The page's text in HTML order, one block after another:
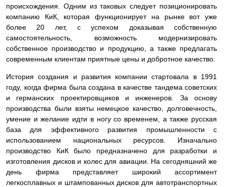
происхождения. Одним из таковых следует позиционировать
компанию КиК, которая функционирует на рынке вот уже
более 20 лет, с успехом доказывая собственную
самостоятельность, возможность модернизировать
собственное производство и продукцию, а также предлагать
современным клиентам приятные цены и добротное качество.
История создания и развития компании стартовала в 1991
году, когда фирма была создана в качестве тандема советских
и германских проектировщиков и инженеров. За основу
производства были взяты немецкое качество, долговечность,
умение и желание идти в ногу со временем, а также русская
база для эффективного развития промышленности с
использованием национальных ресурсов. Изначально
производство КиК было предназначено для разработки и
изготовления дисков и колес для авиации. На сегодняшний же
день фирма представляет широкий ассортимент
легкосплавных и штампованных дисков для автотранспортных